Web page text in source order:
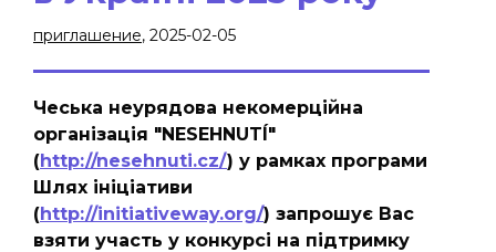
приглашение, 2025-02-05
Чеська неурядова некомерційна
організація "NESEHNUTÍ"
(http://nesehnuti.cz/) у рамках програми
Шлях ініціативи
(http://initiativeway.org/) запрошує Вас
взяти участь у конкурсі на підтримку